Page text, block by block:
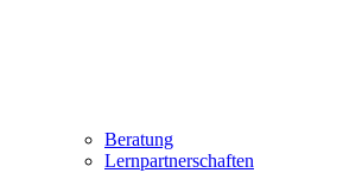
Beratung
Lernpartnerschaften